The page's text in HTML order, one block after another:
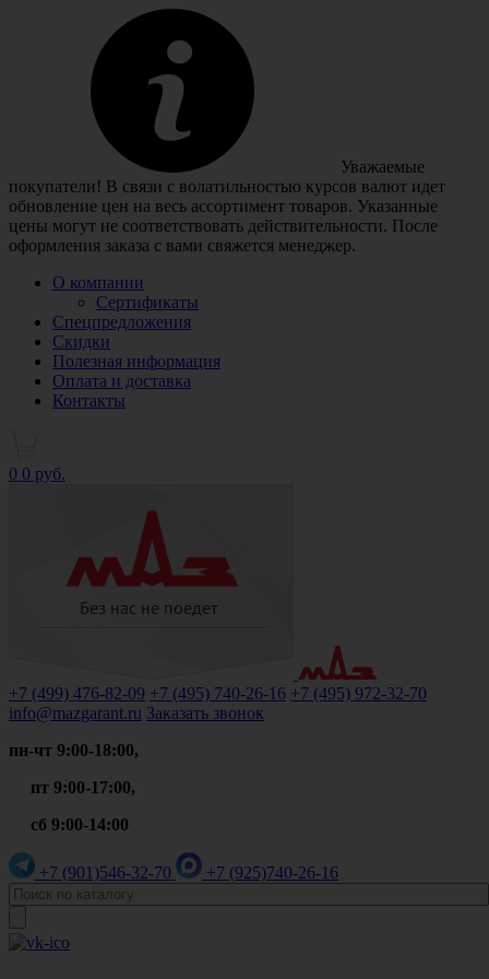
Уважаемые
покупатели! В связи с волатильностью курсов валют идет
обновление цен на весь ассортимент товаров. Указанные
цены могут не соответствовать действительности. После
оформления заказа с вами свяжется менеджер.
О компании
Сертификаты
Спецпредложения
Скидки
Полезная информация
Оплата и доставка
Контакты
0 0 руб.
+7 (499) 476-82-09 +7 (495) 740-26-16 +7 (495) 972-32-70
info@mazgarant.ru Заказать звонок
пн-чт 9:00-18:00,
пт 9:00-17:00,
сб 9:00-14:00
+7 (901)546-32-70 +7 (925)740-26-16